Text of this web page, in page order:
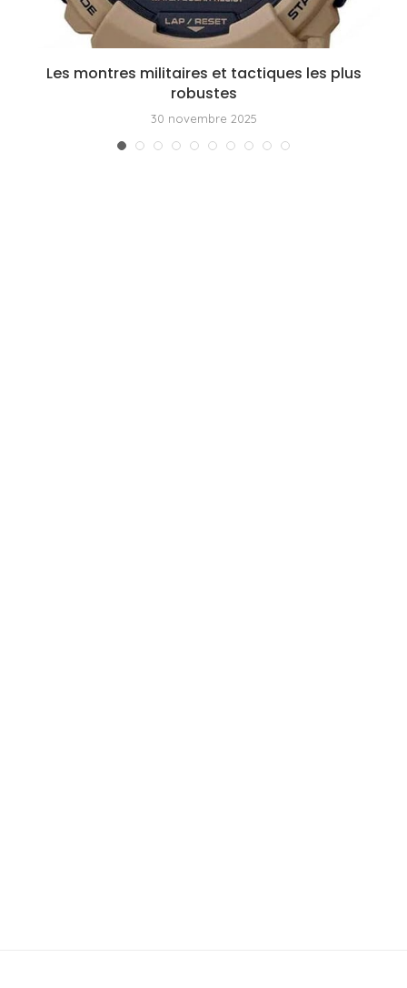
Les montres militaires et tactiques les plus
robustes
30 novembre 2025